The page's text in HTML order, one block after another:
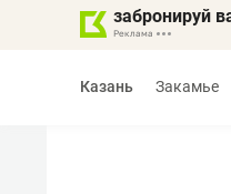
забронируй
Казань Закамье